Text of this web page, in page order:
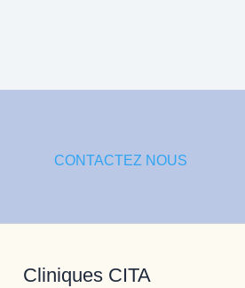
CONTACTEZ NOUS
Cliniques CITA